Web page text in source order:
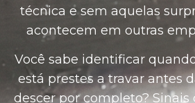
técnica e sem aquelas
acontecem em outras
Você sabe identificar
está prestes a travar antes
descer por completo?